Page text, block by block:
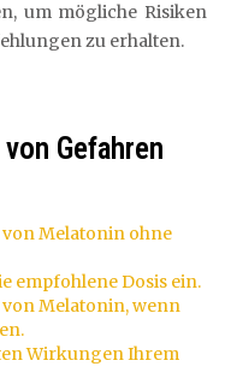
um mögliche Risiken
zu erhalten.
Gefahren
von Melatonin ohne
empfohlene Dosis ein.
von Melatonin, wenn
Wirkungen Ihrem